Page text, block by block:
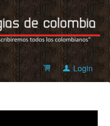
Login